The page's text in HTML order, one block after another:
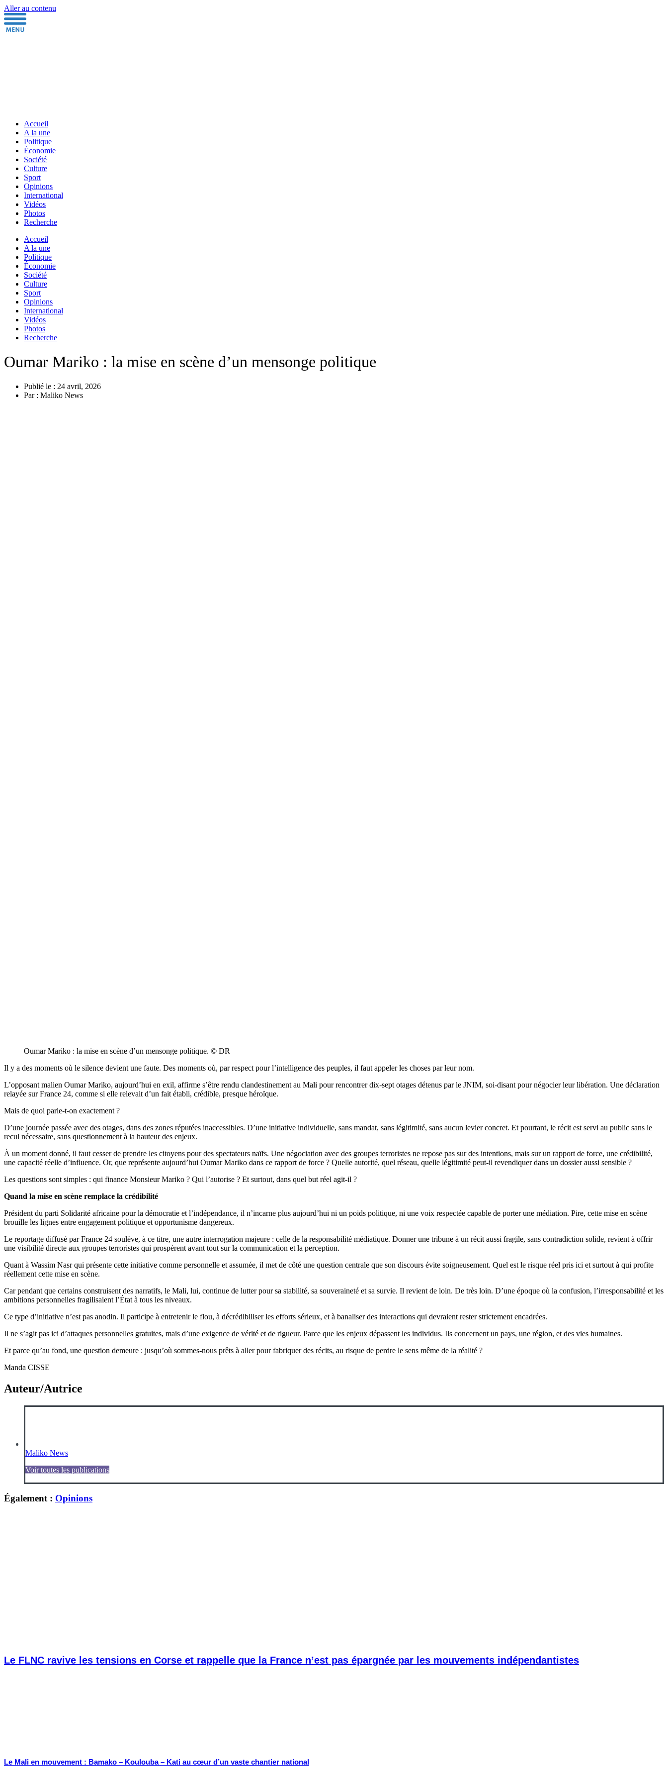
Aller au contenu
Accueil
A la une
Politique
Économie
Société
Culture
Sport
Opinions
International
Vidéos
Photos
Recherche
Accueil
A la une
Politique
Économie
Société
Culture
Sport
Opinions
International
Vidéos
Photos
Recherche
Oumar Mariko : la mise en scène d’un mensonge politique
Publié le : 24 avril, 2026
Par : Maliko News
Oumar Mariko : la mise en scène d’un mensonge politique. © DR
Il y a des moments où le silence devient une faute. Des moments où, par respect pour l’intelligence des peuples, il faut appeler les choses par leur nom.
L’opposant malien Oumar Mariko, aujourd’hui en exil, affirme s’être rendu clandestinement au Mali pour rencontrer dix-sept otages détenus par le JNIM, soi-disant pour négocier leur libération. Une déclaration
relayée sur France 24, comme si elle relevait d’un fait établi, crédible, presque héroïque.
Mais de quoi parle-t-on exactement ?
D’une journée passée avec des otages, dans des zones réputées inaccessibles. D’une initiative individuelle, sans mandat, sans légitimité, sans aucun levier concret. Et pourtant, le récit est servi au public sans le
recul nécessaire, sans questionnement à la hauteur des enjeux.
À un moment donné, il faut cesser de prendre les citoyens pour des spectateurs naïfs. Une négociation avec des groupes terroristes ne repose pas sur des intentions, mais sur un rapport de force, une crédibilité,
une capacité réelle d’influence. Or, que représente aujourd’hui Oumar Mariko dans ce rapport de force ? Quelle autorité, quel réseau, quelle légitimité peut-il revendiquer dans un dossier aussi sensible ?
Les questions sont simples : qui finance Monsieur Mariko ? Qui l’autorise ? Et surtout, dans quel but réel agit-il ?
Quand la mise en scène remplace la crédibilité
Président du parti Solidarité africaine pour la démocratie et l’indépendance, il n’incarne plus aujourd’hui ni un poids politique, ni une voix respectée capable de porter une médiation. Pire, cette mise en scène
brouille les lignes entre engagement politique et opportunisme dangereux.
Le reportage diffusé par France 24 soulève, à ce titre, une autre interrogation majeure : celle de la responsabilité médiatique. Donner une tribune à un récit aussi fragile, sans contradiction solide, revient à offrir
une visibilité directe aux groupes terroristes qui prospèrent avant tout sur la communication et la perception.
Quant à Wassim Nasr qui présente cette initiative comme personnelle et assumée, il met de côté une question centrale que son discours évite soigneusement. Quel est le risque réel pris ici et surtout à qui profite
réellement cette mise en scène.
Car pendant que certains construisent des narratifs, le Mali, lui, continue de lutter pour sa stabilité, sa souveraineté et sa survie. Il revient de loin. De très loin. D’une époque où la confusion, l’irresponsabilité et les
ambitions personnelles fragilisaient l’État à tous les niveaux.
Ce type d’initiative n’est pas anodin. Il participe à entretenir le flou, à décrédibiliser les efforts sérieux, et à banaliser des interactions qui devraient rester strictement encadrées.
Il ne s’agit pas ici d’attaques personnelles gratuites, mais d’une exigence de vérité et de rigueur. Parce que les enjeux dépassent les individus. Ils concernent un pays, une région, et des vies humaines.
Et parce qu’au fond, une question demeure : jusqu’où sommes-nous prêts à aller pour fabriquer des récits, au risque de perdre le sens même de la réalité ?
Manda CISSE
Auteur/Autrice
Maliko News
Voir toutes les publications
Également : Opinions
Le FLNC ravive les tensions en Corse et rappelle que la France n’est pas épargnée par les mouvements indépendantistes
Le Mali en mouvement : Bamako – Koulouba – Kati au cœur d’un vaste chantier national